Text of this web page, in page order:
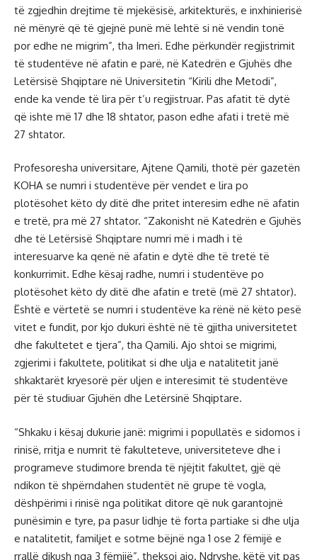
të zgjedhin drejtime të mjekësisë, arkitekturës, e inxhinierisë
në mënyrë që të gjejnë punë më lehtë si në vendin tonë
por edhe ne migrim”, tha Imeri. Edhe përkundër regjistrimit
të studentëve në afatin e parë, në Katedrën e Gjuhës dhe
Letërsisë Shqiptare në Universitetin “Kirili dhe Metodi”,
ende ka vende të lira për t’u regjistruar. Pas afatit të dytë
që ishte më 17 dhe 18 shtator, pason edhe afati i tretë më
27 shtator.
Profesoresha universitare, Ajtene Qamili, thotë për gazetën
KOHA se numri i studentëve për vendet e lira po
plotësohet këto dy ditë dhe pritet interesim edhe në afatin
e tretë, pra më 27 shtator. “Zakonisht në Katedrën e Gjuhës
dhe të Letërsisë Shqiptare numri më i madh i të
interesuarve ka qenë në afatin e dytë dhe të tretë të
konkurrimit. Edhe kësaj radhe, numri i studentëve po
plotësohet këto dy ditë dhe afatin e tretë (më 27 shtator).
Është e vërtetë se numri i studentëve ka rënë në këto pesë
vitet e fundit, por kjo dukuri është në të gjitha universitetet
dhe fakultetet e tjera”, tha Qamili. Ajo shtoi se migrimi,
zgjerimi i fakultete, politikat si dhe ulja e natalitetit janë
shkaktarët kryesorë për uljen e interesimit të studentëve
për të studiuar Gjuhën dhe Letërsinë Shqiptare.
“Shkaku i kësaj dukurie janë: migrimi i popullatës e sidomos i
rinisë, rritja e numrit të fakulteteve, universiteteve dhe i
programeve studimore brenda të njëjtit fakultet, gjë që
ndikon të shpërndahen studentët në grupe të vogla,
dëshpërimi i rinisë nga politikat ditore që nuk garantojnë
punësimin e tyre, pa pasur lidhje të forta partiake si dhe ulja
e natalitetit, familjet e sotme bëjnë nga 1 ose 2 fëmijë e
rrallë dikush nga 3 fëmijë”, theksoi ajo. Ndryshe, këtë vit pas